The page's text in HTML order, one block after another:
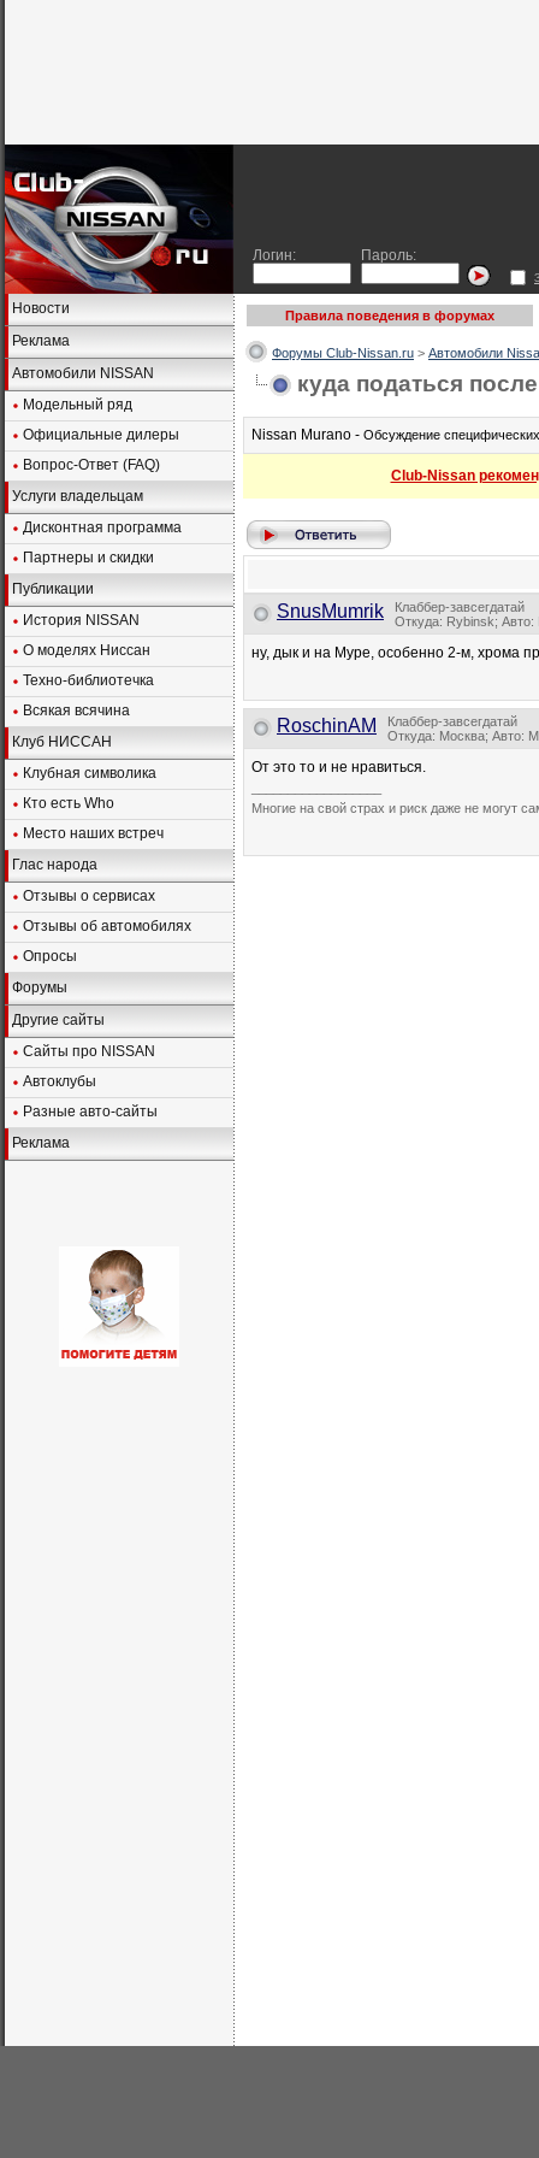
Логин: Пароль:
Новости
Реклама
Автомобили NISSAN
Модельный ряд
Официальные дилеры
Вопрос-Ответ (FAQ)
Услуги владельцам
Дисконтная программа
Партнеры и скидки
Публикации
История NISSAN
О моделях Ниссан
Техно-библиотечка
Всякая всячина
Клуб НИССАН
Клубная символика
Кто есть Who
Место наших встреч
Глас народа
Отзывы о сервисах
Отзывы об автомобилях
Опросы
Форумы
Другие сайты
Сайты про NISSAN
Автоклубы
Разные авто-сайты
Реклама
Правила поведения в форумах
Форумы Club-Nissan.ru > Автомобили
куда податься
Nissan Murano - Обсуждение
Club-Nissan
SnusMumrik
Клаббер-завсегдатай
Откуда: Rybinsk; Авто:
ну, дык и на Муре, особенно 2-м, хрома
RoschinAM
Клаббер-завсегдатай
Откуда: Москва; Авто:
От это то и не нравиться.
Многие на свой страх и риск даже не могут